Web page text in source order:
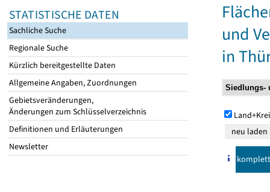
STATISTISCHE DATEN
Sachliche Suche
Regionale Suche
Kürzlich bereitgestellte Daten
Allgemeine Angaben, Zuordnungen
Gebietsveränderungen,
Änderungen zum Schlüsselverzeichnis
Definitionen und Erläuterungen
Newsletter
und
in
komplett